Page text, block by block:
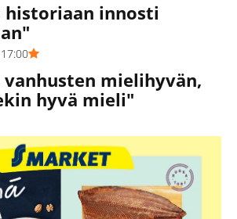
historiaan innosti
vanhusten mielihyvän,
hyvä mieli"